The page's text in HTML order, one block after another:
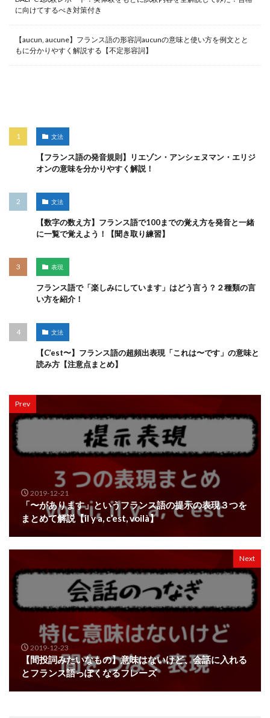
に向けてするべき対策付き
【aucun, aucune】フランス語の形容詞aucunの意味と使い方を例文とと
もに分かりやすく解説する【不定形容詞】
文法
【フランス語の発音規則】リエゾン・アンシェヌマン・エリジ
オンの意味を分かりやすく解説！
文法
【数字の数え方】フランス語で100までの覚え方を発音と一緒
に一覧で覚えよう！【聞き取り練習】
表現
フランス語で「楽しみにしています」はどう言う？２種類の言
い方を紹介！
文法
【C’est〜】フランス語の超頻出表現「これは〜です」の意味と
読み方【注意点まとめ】
Prev
2019-12-21
「〜があります」というフランス語の提示の表現３つを
まとめて解説【il y a, c’est, voilà】
Next
2019-12-23
【間投詞みたいなもの】意味はないけど、会話に入れる
とフランス語っぽくなるフレーズ